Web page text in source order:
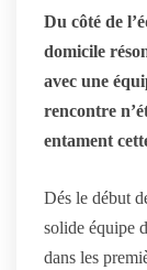
Du côté de
domicile
avec une
rencontre
entament
Dés le début
solide équipe
dans les